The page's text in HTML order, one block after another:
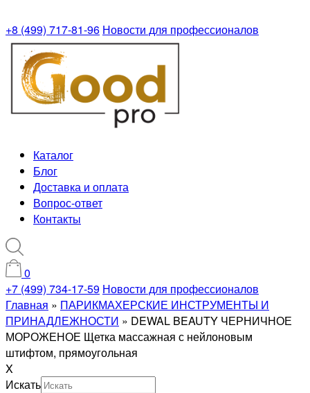
+8 (499) 717-81-96 Новости для профессионалов
Каталог
Блог
Доставка и оплата
Вопрос-ответ
Контакты
0
+7 (499) 734-17-59 Новости для профессионалов
Главная » ПАРИКМАХЕРСКИЕ ИНСТРУМЕНТЫ И
ПРИНАДЛЕЖНОСТИ » DEWAL BEAUTY ЧЕРНИЧНОЕ
МОРОЖЕНОЕ Щетка массажная с нейлоновым
штифтом, прямоугольная
X
Искать